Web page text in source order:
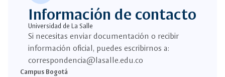
Información de contacto
Universidad de La Salle
Si necesitas enviar documentación o recibir
información oficial, puedes escribirnos a:
correspondencia@lasalle.edu.co
Campus Bogotá